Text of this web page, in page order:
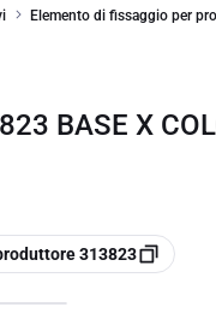
Elemento di fissaggio per
BASE X
313823